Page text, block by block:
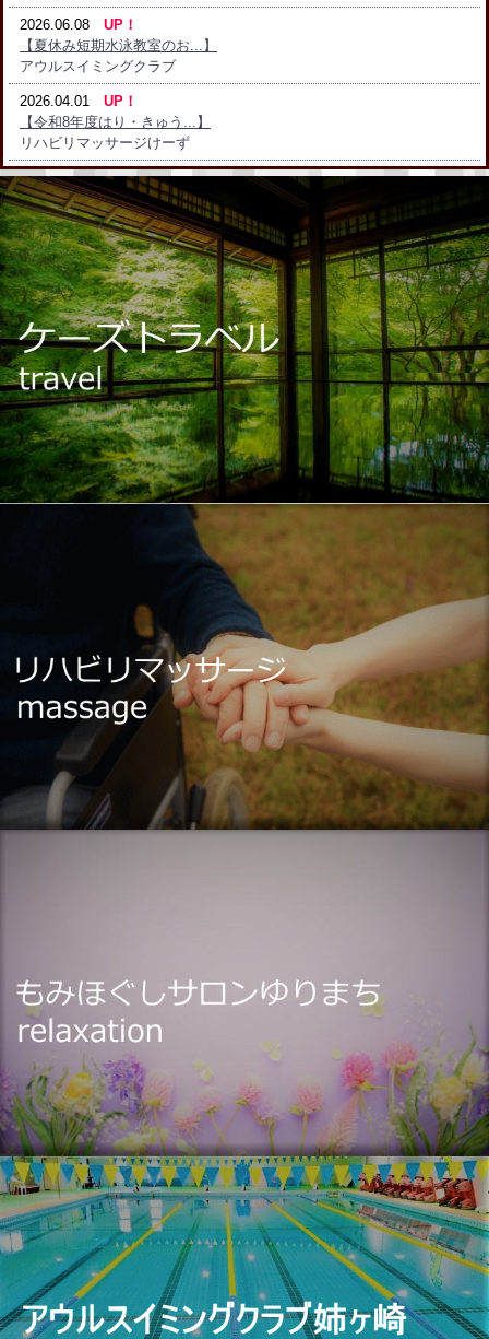
2026.06.08 UP！
【夏休み短期水泳教室のお...】
アウルスイミングクラブ
2026.04.01 UP！
【令和8年度はり・きゅう...】
リハビリマッサージけーず